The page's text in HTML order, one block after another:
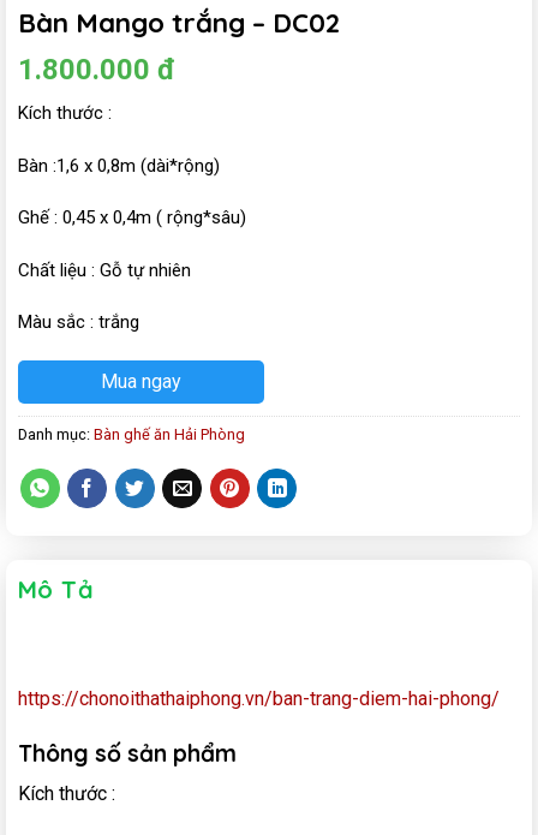
Bàn Mango trắng – DC02
1.800.000 đ
Kích thước :
Bàn :1,6 x 0,8m (dài*rộng)
Ghế : 0,45 x 0,4m ( rộng*sâu)
Chất liệu : Gỗ tự nhiên
Màu sắc : trắng
Mua ngay
Danh mục: Bàn ghế ăn Hải Phòng
Mô Tả
https://chonoithathaiphong.vn/ban-trang-diem-hai-phong/
Thông số sản phẩm
Kích thước :